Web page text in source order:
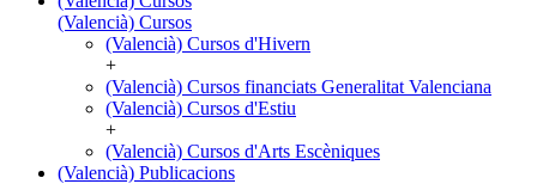
(Valencià) Cursos
(Valencià) Cursos d'Hivern
+
(Valencià) Cursos financiats Generalitat Valenciana
(Valencià) Cursos d'Estiu
+
(Valencià) Cursos d'Arts Escèniques
(Valencià) Publicacions